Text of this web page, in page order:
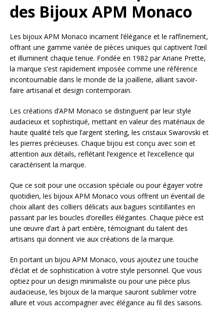
des Bijoux APM Monaco
Les bijoux APM Monaco incarnent l’élégance et le raffinement,
offrant une gamme variée de pièces uniques qui captivent l’œil
et illuminent chaque tenue. Fondée en 1982 par Ariane Prette,
la marque s’est rapidement imposée comme une référence
incontournable dans le monde de la joaillerie, alliant savoir-
faire artisanal et design contemporain.
Les créations d’APM Monaco se distinguent par leur style
audacieux et sophistiqué, mettant en valeur des matériaux de
haute qualité tels que l’argent sterling, les cristaux Swarovski et
les pierres précieuses. Chaque bijou est conçu avec soin et
attention aux détails, reflétant l’exigence et l’excellence qui
caractérisent la marque.
Que ce soit pour une occasion spéciale ou pour égayer votre
quotidien, les bijoux APM Monaco vous offrent un éventail de
choix allant des colliers délicats aux bagues scintillantes en
passant par les boucles d’oreilles élégantes. Chaque pièce est
une œuvre d’art à part entière, témoignant du talent des
artisans qui donnent vie aux créations de la marque.
En portant un bijou APM Monaco, vous ajoutez une touche
d’éclat et de sophistication à votre style personnel. Que vous
optiez pour un design minimaliste ou pour une pièce plus
audacieuse, les bijoux de la marque sauront sublimer votre
allure et vous accompagner avec élégance au fil des saisons.